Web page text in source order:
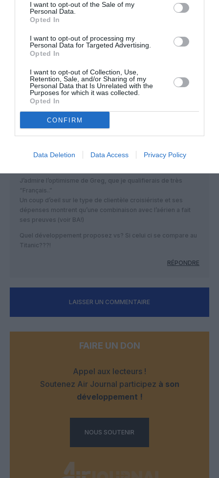
I want to opt-out of the Sale of my
Personal Data.
Opted In
I want to opt-out of processing my
Personal Data for Targeted Advertising.
Opted In
I want to opt-out of Collection, Use,
Retention, Sale, and/or Sharing of my
Personal Data that Is Unrelated with the
Purposes for which it was collected.
Opted In
CONFIRM
Data Deletion Data Access Privacy Policy
recettes.
ramada, pschitt, trucmuche et maitre azé, cet article est pour
vous !
Pierreantoinea commenté :
6 décembre 2013 - 10 h 10
J’admire l’optimisme de Greg, que je qualifierais de très
“Français..”
Un coup d’oeil sur le type de clientèle croisiériste et ses
dépenses montrent qu’une combinaison avec l’aérien a fait
ses preuves (voir BA!)
Quel développement proposez vs? Si celui ci se compare au
Titanic???!
RÉPONDRE
LAISSER UN COMMENTAIRE
FAIRE UN DON
Appel aux lecteurs !
Soutenez Air Journal participez à son
développement !
NOUS SOUTENIR